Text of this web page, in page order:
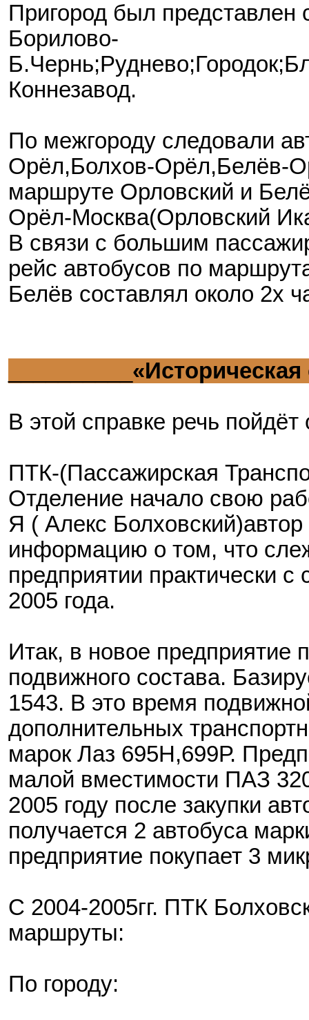
Пригород был
Борилово-
Коннезавод.
По межгороду следовали
Орёл,Болхов-Орёл,Белёв-
маршруте Орловский и
Орёл-Москва(Орловский
В связи с большим
рейс автобусов по
Белёв составлял около 2х
В этой справке речь
ПТК-(Пассажирская
Отделение начало свою
Я ( Алекс
информацию о том, что
предприятии практически
2005 года.
Итак, в новое предприятие
подвижного состава.
1543. В это время
дополнительных
марок Лаз 695Н,699Р.
малой вместимости ПАЗ
2005 году после закупки
получается 2 автобуса
предприятие покупает 3
С 2004-2005гг. ПТК
маршруты:
По городу: